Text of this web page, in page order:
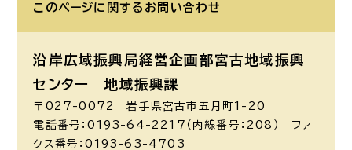
このページに関する お問い合わせ
沿岸広域振興局経営企画部宮古地域振興
センター 地域振興課
〒027-0072 岩手県宮古市五月町1-20
電話番号：0193-64-2217（内線番号：208） ファ
クス番号：0193-63-4703